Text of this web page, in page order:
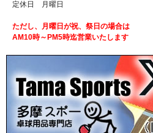
定休日 月曜日
ただし、月曜日が祝、祭日の場合は
AM10時～PM5時迄営業いたします